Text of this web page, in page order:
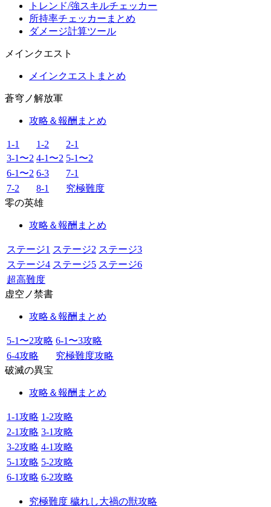
トレンド/強スキルチェッカー
所持率チェッカーまとめ
ダメージ計算ツール
メインクエスト
メインクエストまとめ
蒼穹ノ解放軍
攻略＆報酬まとめ
1-1 1-2
2-1
3-1〜2 4-1〜2 5-1〜2
6-1〜2 6-3
7-1
7-2
8-1
究極難度
零の英雄
攻略＆報酬まとめ
ステージ1 ステージ2 ステージ3
ステージ4 ステージ5 ステージ6
超高難度
虚空ノ禁書
攻略＆報酬まとめ
5-1〜2攻略 6-1〜3攻略
6-4攻略
究極難度攻略
破滅の異宝
攻略＆報酬まとめ
1-1攻略 1-2攻略
2-1攻略 3-1攻略
3-2攻略 4-1攻略
5-1攻略 5-2攻略
6-1攻略 6-2攻略
究極難度 穢れし大禍の獣攻略